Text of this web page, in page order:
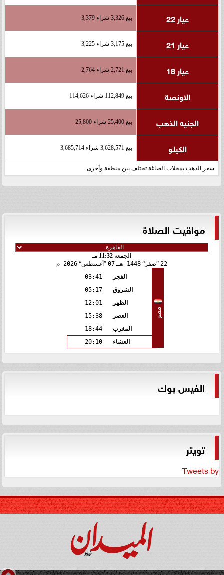
عيار 22 بيع 3,326 شراء 3,379
عيار 21 بيع 3,175 شراء 3,225
عيار 18 بيع 2,721 شراء 2,764
الاونصة بيع 112,849 شراء 114,626
الجنيه الذهب بيع 25,400 شراء 25,800
الكيلو بيع 3,628,571 شراء 3,685,714
سعر الذهب بمحلات الصاغة تختلف بين منطقة وأخرى
مواقيت الصلاة
الجمعة 11:32 مـ
22 صفر 1448 هـ 07 أغسطس 2026 م
مصر
الفجر
03:41
الشروق
05:17
الظهر
12:01
العصر
15:38
المغرب
18:44
العشاء
20:10
الفيس بوك
تويتر
Tweets by